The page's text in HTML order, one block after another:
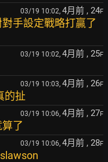
03/19 10:02, 4月前 , 24F
手設定戰略打贏了
03/19 10:02, 4月前 , 25F
03/19 10:03, 4月前 , 26F
的扯
03/19 10:06, 4月前 , 27F
了
03/19 10:06, 4月前 , 28F